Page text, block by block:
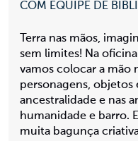
COM EQUIPE DE
Terra nas mãos,
sem limites! Na
vamos colocar a mão
personagens, objetos
ancestralidade e nas
humanidade e barro.
muita bagunça